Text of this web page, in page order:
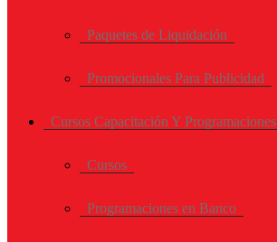
Paquetes de Liquidación
Promocionales Para Publicidad
Cursos Capacitación Y Programaciones
Cursos
Programaciones en Banco